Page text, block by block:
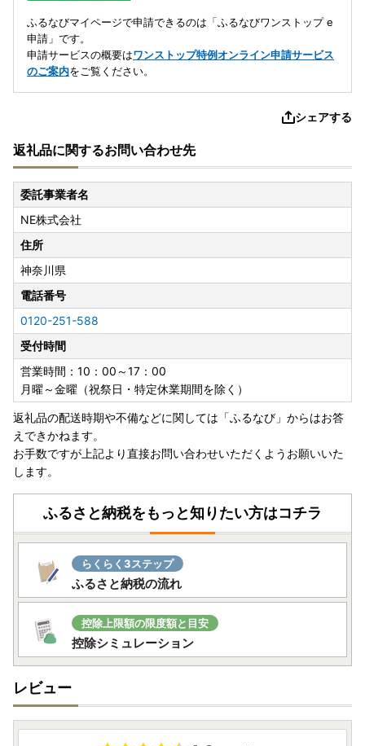
ふるなびマイページで申請できるのは「ふるなびワンストップ e
申請」です。
申請サービスの概要はワンストップ特例オンライン申請サービス
のご案内をご覧ください。
シェアする
返礼品に関するお問い合わせ先
委託事業者名
NE株式会社
住所
神奈川県
電話番号
0120-251-588
受付時間
営業時間：10：00～17：00
月曜～金曜（祝祭日・特定休業期間を除く）
返礼品の配送時期や不備などに関しては「ふるなび」からはお答
えできかねます。
お手数ですが上記より直接お問い合わせいただくようお願いいた
します。
ふるさと納税をもっと知りたい方はコチラ
らくらく3ステップ
ふるさと納税の流れ
控除上限額の限度額と目安
控除シミュレーション
レビュー